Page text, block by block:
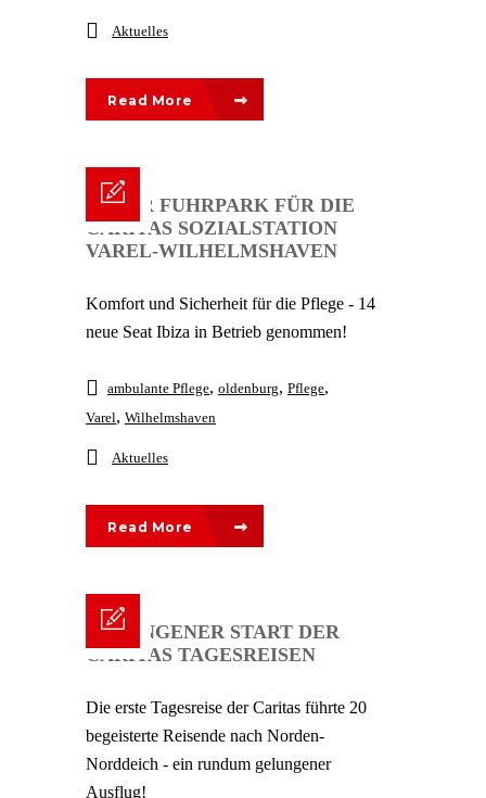
Aktuelles
Read More
NEUER FUHRPARK FÜR DIE
CARITAS SOZIALSTATION
VAREL-WILHELMSHAVEN
Komfort und Sicherheit für die Pflege - 14
neue Seat Ibiza in Betrieb genommen!
ambulante Pflege, oldenburg, Pflege,
Varel, Wilhelmshaven
Aktuelles
Read More
GELUNGENER START DER
CARITAS TAGESREISEN
Die erste Tagesreise der Caritas führte 20
begeisterte Reisende nach Norden-
Norddeich - ein rundum gelungener
Ausflug!